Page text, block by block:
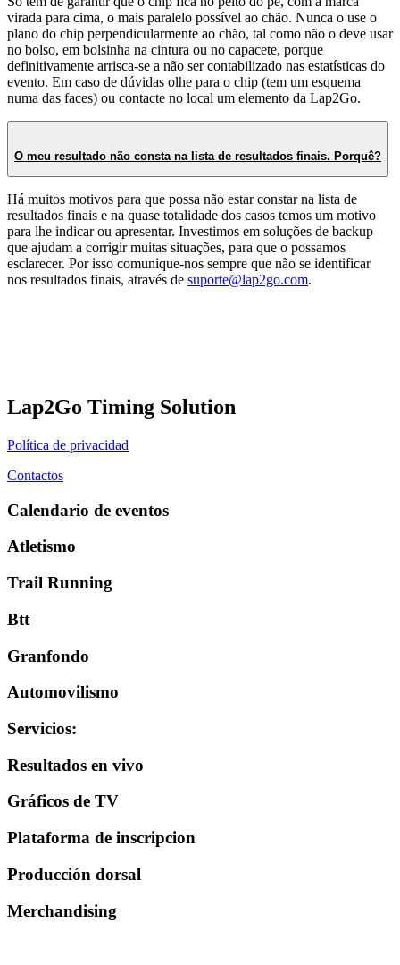
virada para cima, o mais paralelo possível ao chão. Nunca o use o
plano do chip perpendicularmente ao chão, tal como não o deve usar
no bolso, em bolsinha na cintura ou no capacete, porque
definitivamente arrisca-se a não ser contabilizado nas estatísticas do
evento. Em caso de dúvidas olhe para o chip (tem um esquema
numa das faces) ou contacte no local um elemento da Lap2Go.
O meu resultado não consta na lista de resultados finais. Porquê?
Há muitos motivos para que possa não estar constar na lista de
resultados finais e na quase totalidade dos casos temos um motivo
para lhe indicar ou apresentar. Investimos em soluções de backup
que ajudam a corrigir muitas situações, para que o possamos
esclarecer. Por isso comunique-nos sempre que não se identificar
nos resultados finais, através de suporte@lap2go.com.
Lap2Go Timing Solution
Política de privacidad
Contactos
Calendario de eventos
Atletismo
Trail Running
Btt
Granfondo
Automovilismo
Servicios:
Resultados en vivo
Gráficos de TV
Plataforma de inscripcion
Producción dorsal
Merchandising